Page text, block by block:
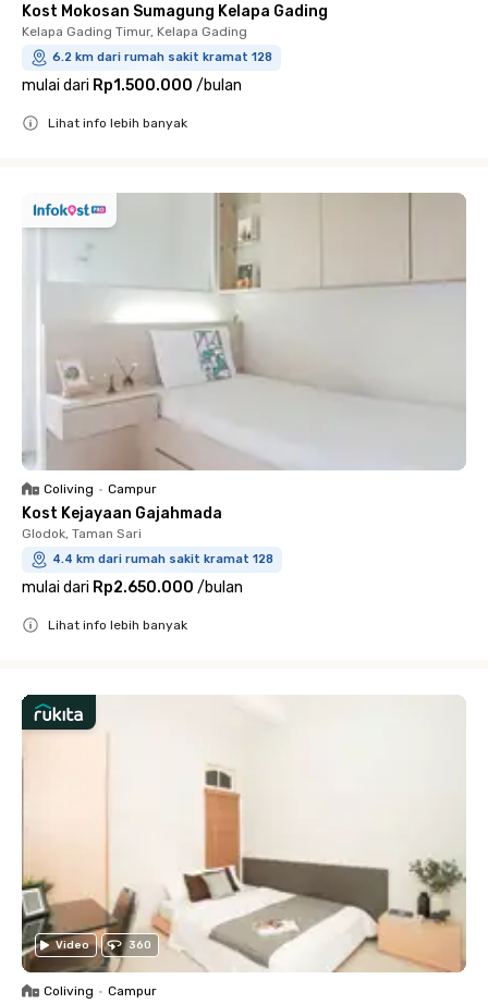
Kost Mokosan Sumagung Kelapa Gading
Kelapa Gading Timur, Kelapa Gading
6.2 km dari rumah sakit kramat 128
mulai dari Rp1.500.000 /bulan
Lihat info lebih banyak
Coliving • Campur
Kost Kejayaan Gajahmada
Glodok, Taman Sari
4.4 km dari rumah sakit kramat 128
mulai dari Rp2.650.000 /bulan
Lihat info lebih banyak
Video 360
Coliving • Campur